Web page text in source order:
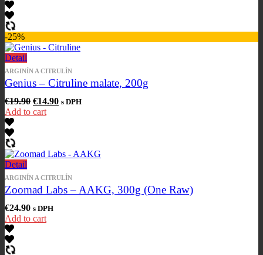
-25%
Detail
ARGINÍN A CITRULÍN
Genius – Citruline malate, 200g
€19.90 €14.90 s DPH
Add to cart
Detail
ARGINÍN A CITRULÍN
Zoomad Labs – AAKG, 300g (One Raw)
€24.90 s DPH
Add to cart